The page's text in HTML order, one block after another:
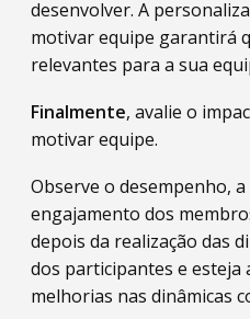
desenvolver. A
motivar equipe garantirá
relevantes para a sua
Finalmente, avalie o
motivar equipe.
Observe o desempenho,
engajamento dos
depois da realização das
dos participantes e esteja
melhorias nas dinâmicas